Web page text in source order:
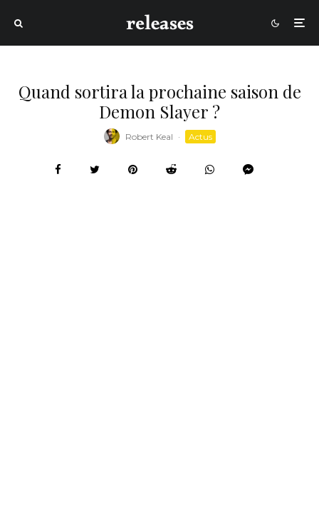
Quand sortira la prochaine saison de
Demon Slayer ?
Robert Keal · Actus